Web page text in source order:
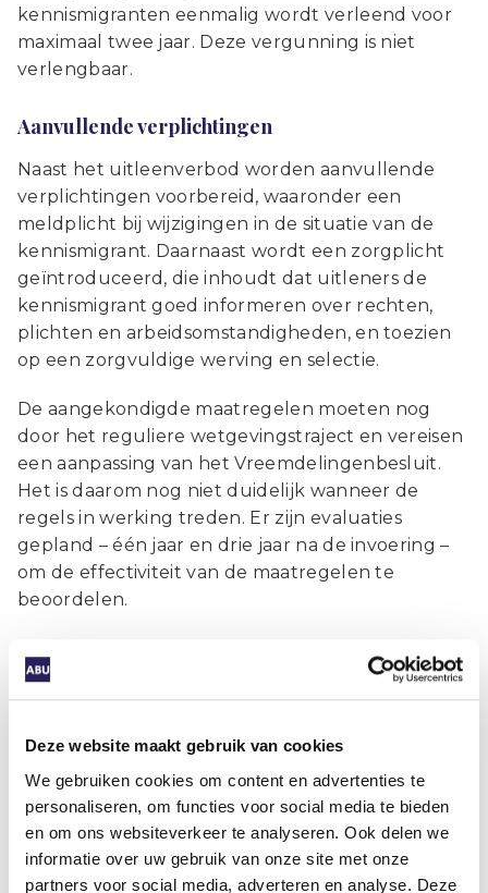
Deze website maakt gebruik van cookies
We gebruiken cookies om content en advertenties te
personaliseren, om functies voor social media te bieden
en om ons websiteverkeer te analyseren. Ook delen we
informatie over uw gebruik van onze site met onze
partners voor social media, adverteren en analyse. Deze
kennismigranten eenmalig wordt verleend voor
maximaal twee jaar. Deze vergunning is niet
verlengbaar.
Aanvullende verplichtingen
Naast het uitleenverbod worden aanvullende
verplichtingen voorbereid, waaronder een
meldplicht bij wijzigingen in de situatie van de
kennismigrant. Daarnaast wordt een zorgplicht
geïntroduceerd, die inhoudt dat uitleners de
kennismigrant goed informeren over rechten,
plichten en arbeidsomstandigheden, en toezien
op een zorgvuldige werving en selectie.
De aangekondigde maatregelen moeten nog
door het reguliere wetgevingstraject en vereisen
een aanpassing van het Vreemdelingenbesluit.
Het is daarom nog niet duidelijk wanneer de
regels in werking treden. Er zijn evaluaties
gepland – één jaar en drie jaar na de invoering –
om de effectiviteit van de maatregelen te
beoordelen.
ABU: maatregelen schieten doel voorbij
Wij hebben tijdens gesprekken met de
over de impact van deze maatregelen. In onze
ogen gaan ze het doel om misbruik tegen te
gaan voorbij en raken ze vooral het mkb, dat vaak
niet in aanmerking komt voor erkend
referentschap.